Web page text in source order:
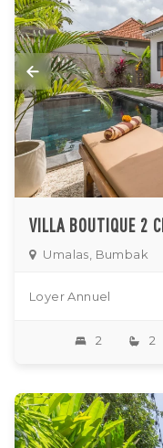
Umalas, Bumbak
Loyer Annuel
2 2